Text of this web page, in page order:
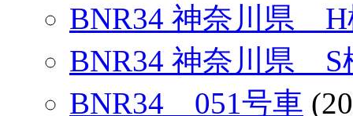
BNR34 神奈川県
BNR34 神奈川県
BNR34 051号車